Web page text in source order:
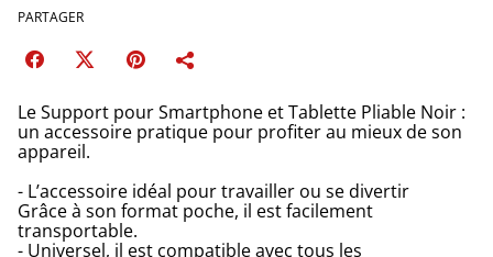
PARTAGER
Le Support pour Smartphone et Tablette Pliable Noir :
un accessoire pratique pour profiter au mieux de son
appareil.
- L’accessoire idéal pour travailler ou se divertir
Grâce à son format poche, il est facilement
transportable.
- Universel, il est compatible avec tous les